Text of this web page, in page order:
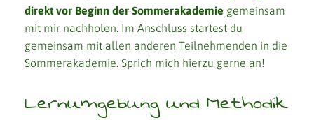
direkt vor Beginn der Sommerakademie gemeinsam
mit mir nachholen. Im Anschluss startest du
gemeinsam mit allen anderen Teilnehmenden in die
Sommerakademie. Sprich mich hierzu gerne an!
Lernumgebung und Methodik